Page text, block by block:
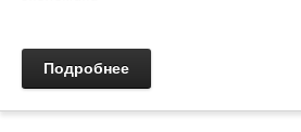
Подробнее